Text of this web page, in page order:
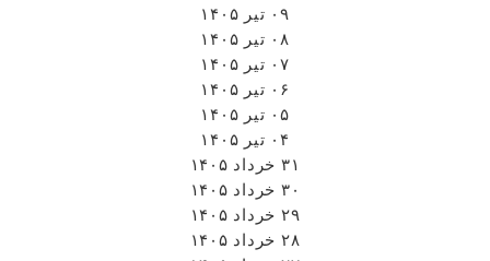
۰۹ تیر ۱۴۰۵
۰۸ تیر ۱۴۰۵
۰۷ تیر ۱۴۰۵
۰۶ تیر ۱۴۰۵
۰۵ تیر ۱۴۰۵
۰۴ تیر ۱۴۰۵
۳۱ خرداد ۱۴۰۵
۳۰ خرداد ۱۴۰۵
۲۹ خرداد ۱۴۰۵
۲۸ خرداد ۱۴۰۵